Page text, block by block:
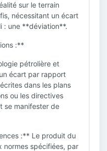
sur le terrain
nécessitant un écart
: une **déviation**.
:**
pétrolière et
écart par rapport
dans les plans
ou les directives
se manifester de
:** Le produit du
normes spécifiées, par